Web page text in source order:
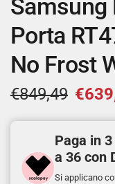
Samsung
Porta
No Frost
€849,49
Paga in
a 36 con
Si applicano